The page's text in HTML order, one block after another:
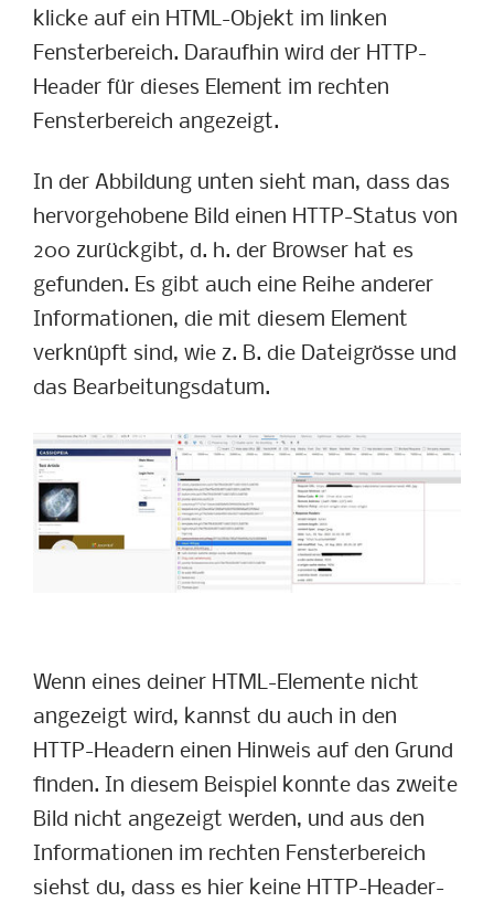
klicke auf ein HTML-Objekt im linken
Fensterbereich. Daraufhin wird der HTTP-
Header für dieses Element im rechten
Fensterbereich angezeigt.
In der Abbildung unten sieht man, dass das
hervorgehobene Bild einen HTTP-Status von
200 zurückgibt, d. h. der Browser hat es
gefunden. Es gibt auch eine Reihe anderer
Informationen, die mit diesem Element
verknüpft sind, wie z. B. die Dateigrösse und
das Bearbeitungsdatum.
Wenn eines deiner HTML-Elemente nicht
angezeigt wird, kannst du auch in den
HTTP-Headern einen Hinweis auf den Grund
finden. In diesem Beispiel konnte das zweite
Bild nicht angezeigt werden, und aus den
Informationen im rechten Fensterbereich
siehst du, dass es hier keine HTTP-Header-